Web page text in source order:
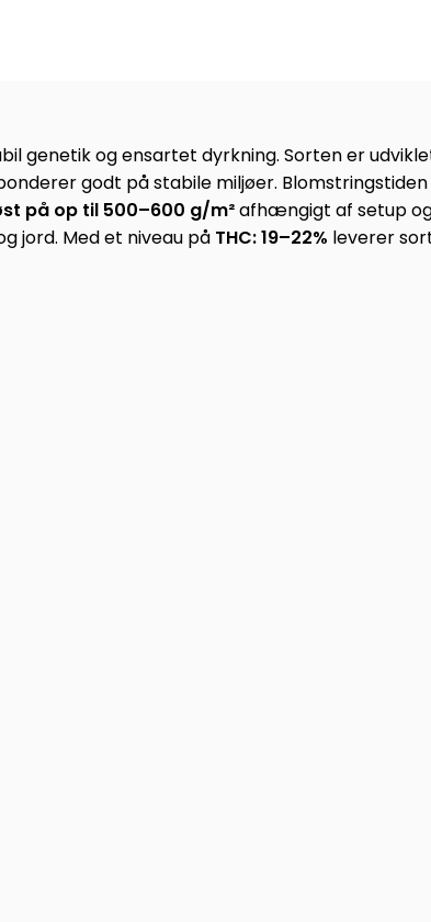
genetik og ensartet dyrkning. Sorten er
godt på stabile miljøer.
på op til 500–600 g/m²afhængigt af setup
jord. Med et niveau på THC: 19–22% leverer